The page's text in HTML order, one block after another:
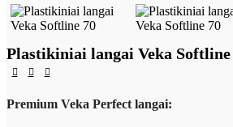
Plastikiniai langai Veka Softline
Premium Veka Perfect langai: